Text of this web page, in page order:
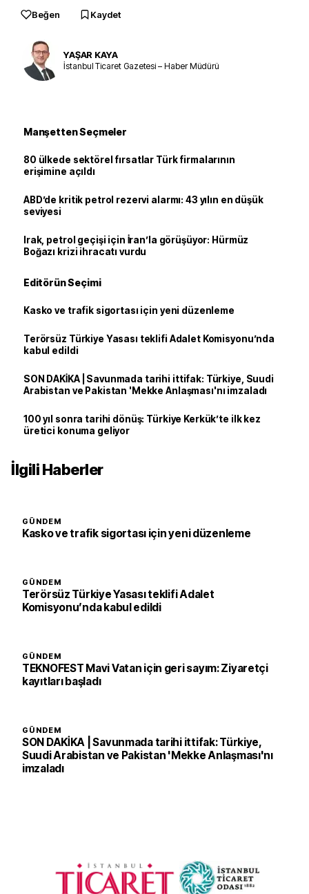
Beğen Kaydet
YAŞAR KAYA
İstanbul Ticaret Gazetesi – Haber Müdürü
Manşetten Seçmeler
80 ülkede sektörel fırsatlar Türk firmalarının
erişimine açıldı
ABD’de kritik petrol rezervi alarmı: 43 yılın en düşük
seviyesi
Irak, petrol geçişi için İran’la görüşüyor: Hürmüz
Boğazı krizi ihracatı vurdu
Editörün Seçimi
Kasko ve trafik sigortası için yeni düzenleme
Terörsüz Türkiye Yasası teklifi Adalet Komisyonu’nda
kabul edildi
SON DAKİKA | Savunmada tarihi ittifak: Türkiye, Suudi
Arabistan ve Pakistan 'Mekke Anlaşması'nı imzaladı
100 yıl sonra tarihi dönüş: Türkiye Kerkük’te ilk kez
üretici konuma geliyor
İlgili Haberler
GÜNDEM
Kasko ve trafik sigortası için yeni düzenleme
GÜNDEM
Terörsüz Türkiye Yasası teklifi Adalet
Komisyonu’nda kabul edildi
GÜNDEM
TEKNOFEST Mavi Vatan için geri sayım: Ziyaretçi
kayıtları başladı
GÜNDEM
SON DAKİKA | Savunmada tarihi ittifak: Türkiye,
Suudi Arabistan ve Pakistan 'Mekke Anlaşması'nı
imzaladı